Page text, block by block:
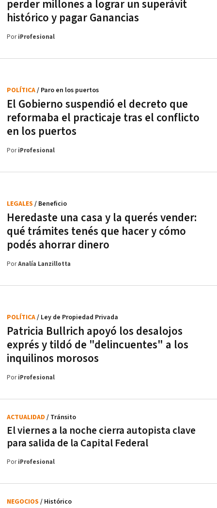
perder millones a lograr un superávit
histórico y pagar Ganancias
PoriProfesional
El Gobierno suspendió el decreto que
reformaba el practicaje tras el conflicto
en los puertos
POLÍTICA/ Paro en los puertos
PoriProfesional
Heredaste una casa y la querés vender:
qué trámites tenés que hacer y cómo
podés ahorrar dinero
LEGALES / Beneficio
PorAnalía Lanzillotta
Patricia Bullrich apoyó los desalojos
exprés y tildó de "delincuentes" a los
inquilinos morosos
POLÍTICA/ Ley de Propiedad Privada
PoriProfesional
El viernes a la noche cierra autopista clave
para salida de la Capital Federal
ACTUALIDAD / Tránsito
PoriProfesional
NEGOCIOS / Histórico